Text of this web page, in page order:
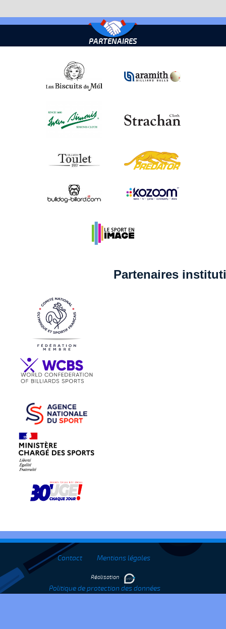
PARTENAIRES
Partenaires
Contact Mentions légales
Politique de protection des données
Réalisation